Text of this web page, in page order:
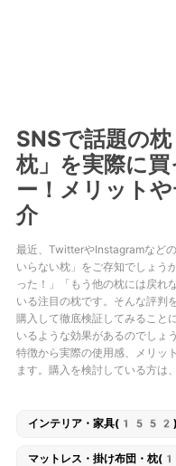
SNSで話題の
枕」を実際に
ー！メリット
介
最近、TwitterやInstagramなど
いらない枕」をご存知でしょう
った！」「もう他の枕には戻れ
いる注目の枕です。そんな評判
購入して徹底検証してみること
いるような効果があるのでしょ
特徴から実際の使用感、メリッ
ます。購入を検討している方は
インテリア・家具(1552)
マットレス・掛け布団・